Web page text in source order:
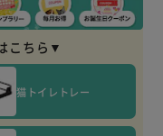
こちら▼
猫トイレトレー